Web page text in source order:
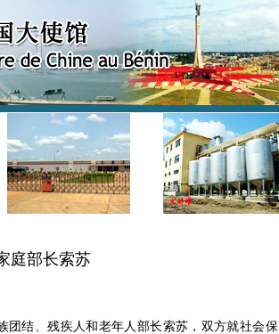
庭部长索苏
团结、残疾人和老年人部长索苏，双方就社会保